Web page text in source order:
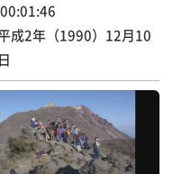
00:01:46
成2年（1990）12月10
日